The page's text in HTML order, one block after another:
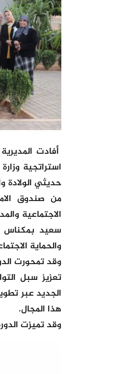
أفادت
استراتجية
من صندوق
الاجتماعية
والحماية
وقد تمحورت
تعزيز سبل
الجديد عبر
هذا المجال.
وقد تميزت